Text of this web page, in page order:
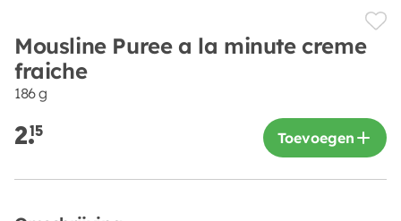
Mousline Puree a la minute creme
fraiche
186 g
2.15 Toevoegen